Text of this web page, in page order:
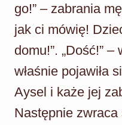
go!” – zabrania
jak ci mówię!
domu!”. „Dość!”
właśnie pojawiła
Aysel i każe jej
Następnie